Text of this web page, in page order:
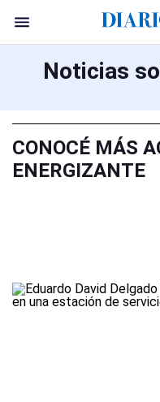
Noticias
CONOCÉ MÁS
ENERGIZANTE